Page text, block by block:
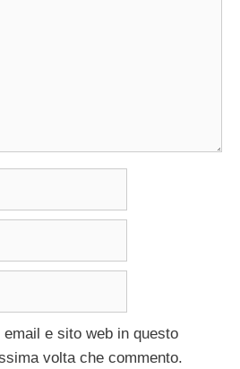
e sito web in questo
volta che commento.